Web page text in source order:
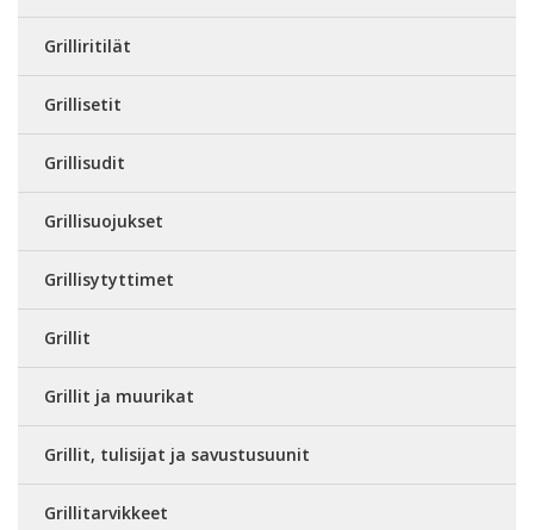
Grilliritilät
Grillisetit
Grillisudit
Grillisuojukset
Grillisytyttimet
Grillit
Grillit ja muurikat
Grillit, tulisijat ja savustusuunit
Grillitarvikkeet